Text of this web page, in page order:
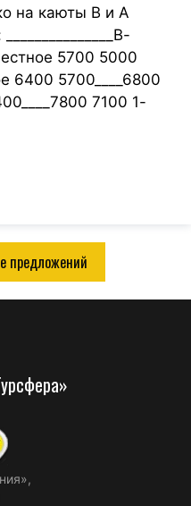
на каюты В и А
5700 5000
6400 5700____6800
7100 1-
предложений